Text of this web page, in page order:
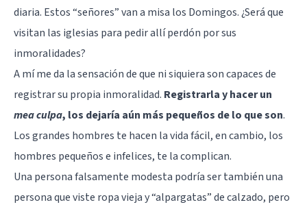
diaria. Estos “señores” van a misa los Domingos. ¿Será que
visitan las iglesias para pedir allí perdón por sus
inmoralidades?
A mí me da la sensación de que ni siquiera son capaces de
registrar su propia inmoralidad. Registrarla y hacer un
mea culpa, los dejaría aún más pequeños de lo que son.
Los grandes hombres te hacen la vida fácil, en cambio, los
hombres pequeños e infelices, te la complican.
Una persona falsamente modesta podría ser también una
persona que viste ropa vieja y “alpargatas” de calzado, pero